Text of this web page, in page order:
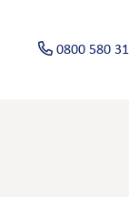
0800 580